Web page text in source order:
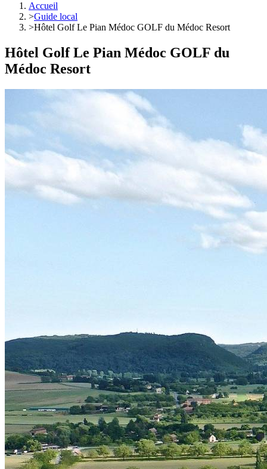
Accueil
>Guide local
>Hôtel Golf Le Pian Médoc GOLF du Médoc Resort
Hôtel Golf Le Pian Médoc GOLF du
Médoc Resort